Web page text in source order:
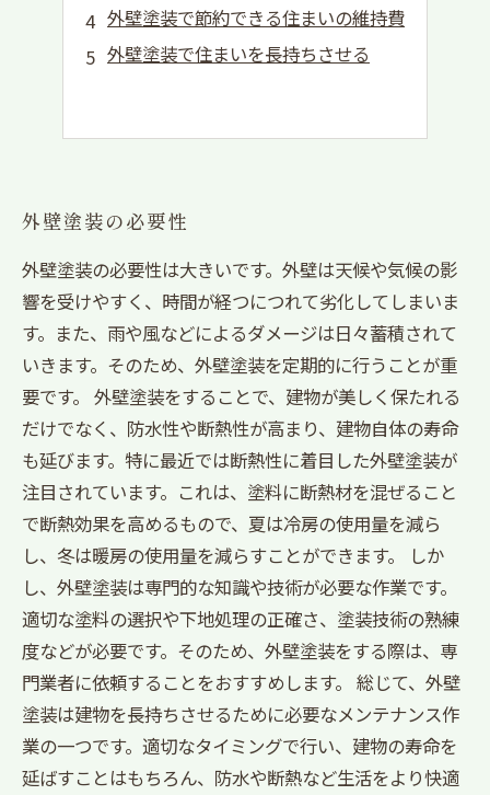
外壁塗装で節約できる住まいの維持費
外壁塗装で住まいを長持ちさせる
外壁塗装の必要性
外壁塗装の必要性は大きいです。外壁は天候や気候の影
響を受けやすく、時間が経つにつれて劣化してしまいま
す。また、雨や風などによるダメージは日々蓄積されて
いきます。そのため、外壁塗装を定期的に行うことが重
要です。 外壁塗装をすることで、建物が美しく保たれる
だけでなく、防水性や断熱性が高まり、建物自体の寿命
も延びます。特に最近では断熱性に着目した外壁塗装が
注目されています。これは、塗料に断熱材を混ぜること
で断熱効果を高めるもので、夏は冷房の使用量を減ら
し、冬は暖房の使用量を減らすことができます。 しか
し、外壁塗装は専門的な知識や技術が必要な作業です。
適切な塗料の選択や下地処理の正確さ、塗装技術の熟練
度などが必要です。そのため、外壁塗装をする際は、専
門業者に依頼することをおすすめします。 総じて、外壁
塗装は建物を長持ちさせるために必要なメンテナンス作
業の一つです。適切なタイミングで行い、建物の寿命を
延ばすことはもちろん、防水や断熱など生活をより快適